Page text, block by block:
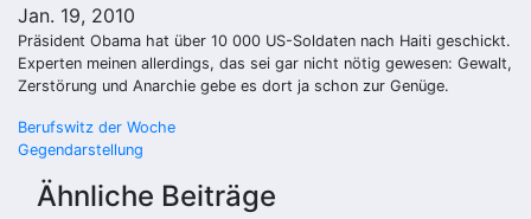
Jan. 19, 2010
Präsident Obama hat über 10 000 US-Soldaten nach Haiti geschickt.
Experten meinen allerdings, das sei gar nicht nötig gewesen: Gewalt,
Zerstörung und Anarchie gebe es dort ja schon zur Genüge.
Beitragsnavigation
Berufswitz der Woche
Gegendarstellung
Ähnliche Beiträge